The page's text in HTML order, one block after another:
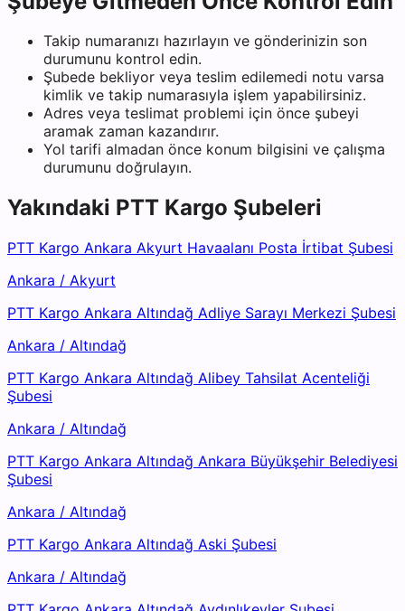
Takip numaranızı hazırlayın ve gönderinizin son
durumunu kontrol edin.
Şubede bekliyor veya teslim edilemedi notu varsa
kimlik ve takip numarasıyla işlem yapabilirsiniz.
Adres veya teslimat problemi için önce şubeyi
aramak zaman kazandırır.
Yol tarifi almadan önce konum bilgisini ve çalışma
durumunu doğrulayın.
Yakındaki PTT Kargo Şubeleri
PTT Kargo Ankara Akyurt Havaalanı Posta İrtibat Şubesi
Ankara / Akyurt
PTT Kargo Ankara Altındağ Adliye Sarayı Merkezi Şubesi
Ankara / Altındağ
PTT Kargo Ankara Altındağ Alibey Tahsilat Acenteliği
Şubesi
Ankara / Altındağ
PTT Kargo Ankara Altındağ Ankara Büyükşehir Belediyesi
Şubesi
Ankara / Altındağ
PTT Kargo Ankara Altındağ Aski Şubesi
Ankara / Altındağ